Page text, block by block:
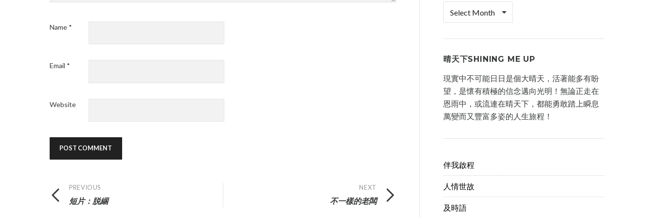
Name *
Email *
Website
Post
navigation
PREVIOUS
短片：脱綑
NEXT
不一樣的老闆
晴天下SHINING ME UP
現實中不可能日日是個大晴天，活著能多有盼
望，是懷有積極的信念邁向光明！無論正走在
恩雨中，或流連在晴天下，都能勇敢踏上瞬息
萬變而又豐富多姿的人生旅程！
伴我啟程
人情世故
及時語